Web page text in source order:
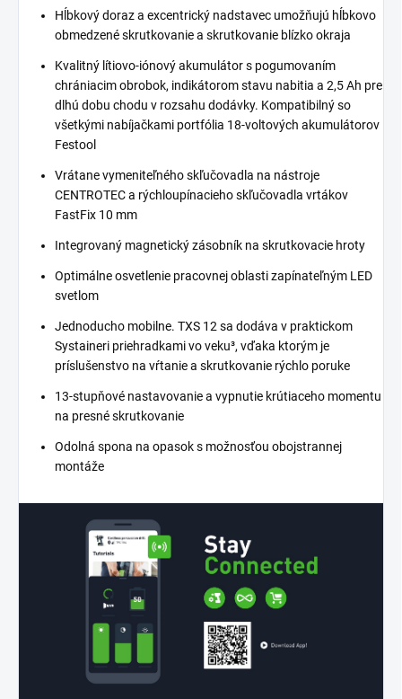
Hĺbkový doraz a excentrický nadstavec umožňujú hĺbkovo
obmedzené skrutkovanie a skrutkovanie blízko okraja
Kvalitný lítiovo-iónový akumulátor s pogumovaním
chrániacim obrobok, indikátorom stavu nabitia a 2,5 Ah pre
dlhú dobu chodu v rozsahu dodávky. Kompatibilný so
všetkými nabíjačkami portfólia 18-voltových akumulátorov
Festool
Vrátane vymeniteľného skľučovadla na nástroje
CENTROTEC a rýchloupínacieho skľučovadla vrtákov
FastFix 10 mm
Integrovaný magnetický zásobník na skrutkovacie hroty
Optimálne osvetlenie pracovnej oblasti zapínateľným LED
svetlom
Jednoducho mobilne. TXS 12 sa dodáva v praktickom
Systaineri priehradkami vo veku³, vďaka ktorým je
príslušenstvo na vŕtanie a skrutkovanie rýchlo poruke
13-stupňové nastavovanie a vypnutie krútiaceho momentu
na presné skrutkovanie
Odolná spona na opasok s možnosťou obojstrannej
montáže